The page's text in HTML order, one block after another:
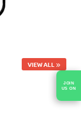
JOIN
US ON
VIEW ALL